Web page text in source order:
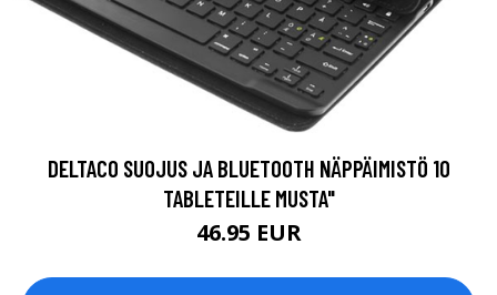
DELTACO SUOJUS JA BLUETOOTH NÄPPÄIMISTÖ 10
TABLETEILLE MUSTA"
46.95 EUR